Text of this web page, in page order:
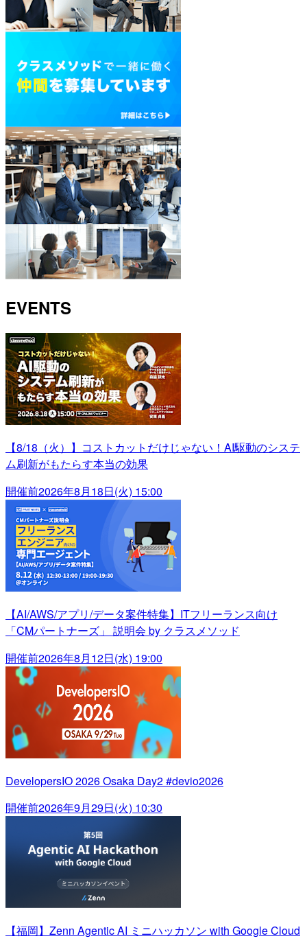
EVENTS
【8/18（火）】コストカットだけじゃない！AI駆動のシステ
ム刷新がもたらす本当の効果
開催前2026年8月18日(火) 15:00
【AI/AWS/アプリ/データ案件特集】ITフリーランス向け
「CMパートナーズ」 説明会 by クラスメソッド
開催前2026年8月12日(水) 19:00
DevelopersIO 2026 Osaka Day2 #devio2026
開催前2026年9月29日(火) 10:30
【福岡】Zenn Agentic AI ミニハッカソン with Google Cloud